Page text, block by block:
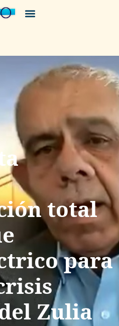
total
para
Zulia